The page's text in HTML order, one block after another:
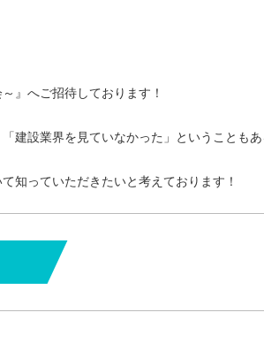
』へご招待しております！
建設業界を見ていなかった」ということも
知っていただきたいと考えております！